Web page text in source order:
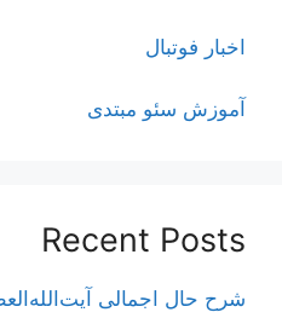
اخبار فوتبال
آموزش سئو مبتدی
Recent Posts
شرح حال اجمالی